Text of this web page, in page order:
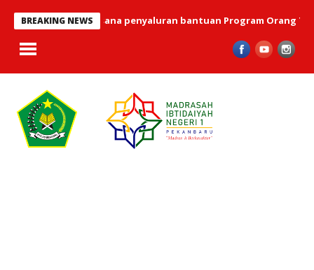
BREAKING NEWS
telah terlaksana penyaluran bantuan Program Orang Tua